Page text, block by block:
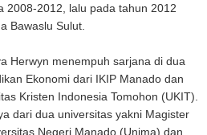
2008-2012, lalu pada tahun 2012
Bawaslu Sulut.
Herwyn menempuh sarjana di dua
Ekonomi dari IKIP Manado dan
Kristen Indonesia Tomohon (UKIT).
dari dua universitas yakni Magister
Negeri Manado (Unima) dan